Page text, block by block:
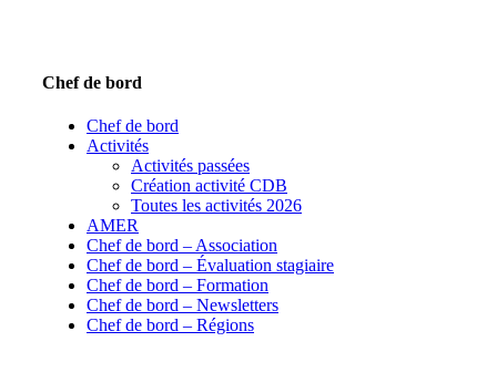
Chef de bord
Chef de bord
Activités
Activités passées
Création activité CDB
Toutes les activités 2026
AMER
Chef de bord – Association
Chef de bord – Évaluation stagiaire
Chef de bord – Formation
Chef de bord – Newsletters
Chef de bord – Régions